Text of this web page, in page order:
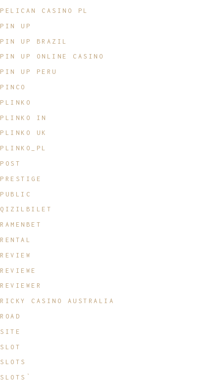
PELICAN CASINO PL
PIN UP
PIN UP BRAZIL
PIN UP ONLINE CASINO
PIN UP PERU
PINCO
PLINKO
PLINKO IN
PLINKO UK
PLINKO_PL
POST
PRESTIGE
PUBLIC
QIZILBILET
RAMENBET
RENTAL
REVIEW
REVIEWE
REVIEWER
RICKY CASINO AUSTRALIA
ROAD
SITE
SLOT
SLOTS
SLOTS`